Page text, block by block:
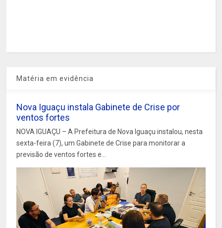
Matéria em evidência
Nova Iguaçu instala Gabinete de Crise por
ventos fortes
NOVA IGUAÇU – A Prefeitura de Nova Iguaçu instalou, nesta
sexta-feira (7), um Gabinete de Crise para monitorar a
previsão de ventos fortes e...